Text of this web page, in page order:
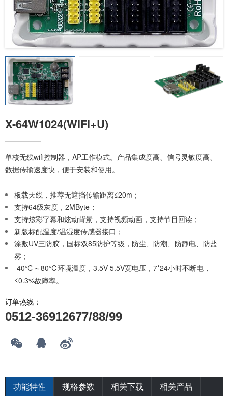
X-64W1024(WiFi+U)
单核无线wifi控制器，AP工作模式。产品集成度高、信号灵敏度高、
数据传输速度快，便于安装和使用。
板载天线，推荐无遮挡传输距离≤20m；
支持64级灰度，2MByte；
支持炫彩字幕和炫动背景，支持视频动画，支持节目回读；
新版标配温度/温湿度传感器接口；
涂敷UV三防胶，国标双85防护等级，防尘、防潮、防静电、防盐
雾；
-40℃～80℃环境温度，3.5V-5.5V宽电压，7*24小时不断电，
≤0.3%故障率。
订单热线：
0512-36912677/88/99
功能特性 规格参数 相关下载 相关产品